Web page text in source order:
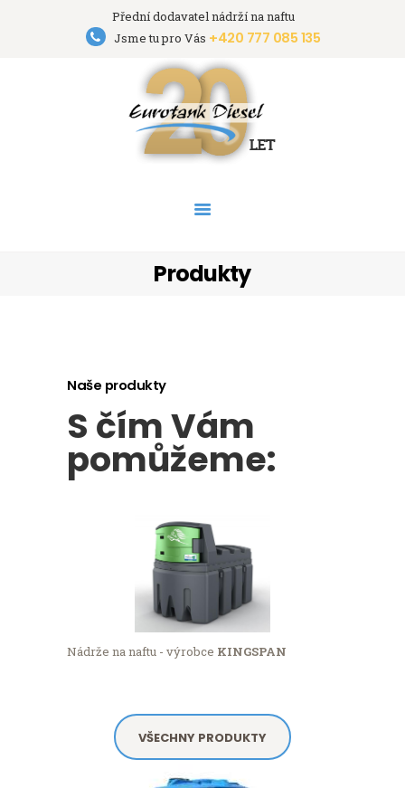
Přední dodavatel nádrží na naftu
Jsme tu pro Vás +420 777 085 135
Produkty
Eurotank Diesel s.r.o.
Přední dodavatel nádrží na naftu
HOME
NÁDRŽE
PRONÁJEM NÁDRŽÍ
KONTAKT
Naše produkty
S čím Vám
pomůžeme:
Nádrže na naftu - výrobce KINGSPAN
VŠECHNY PRODUKTY